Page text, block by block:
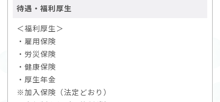
待遇・福利厚生
＜福利厚生＞
・雇用保険
・労災保険
・健康保険
・厚生年金
※加入保険（法定どおり）